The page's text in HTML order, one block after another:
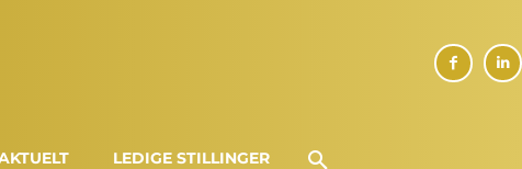
LEDIGE STILLINGER